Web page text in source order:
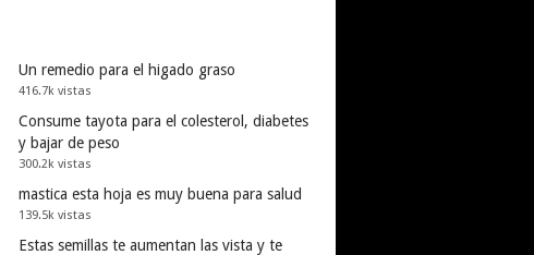
Un remedio para el higado graso
416.7k vistas
Consume tayota para el colesterol, diabetes
y bajar de peso
300.2k vistas
mastica esta hoja es muy buena para salud
139.5k vistas
Estas semillas te aumentan las vista y te